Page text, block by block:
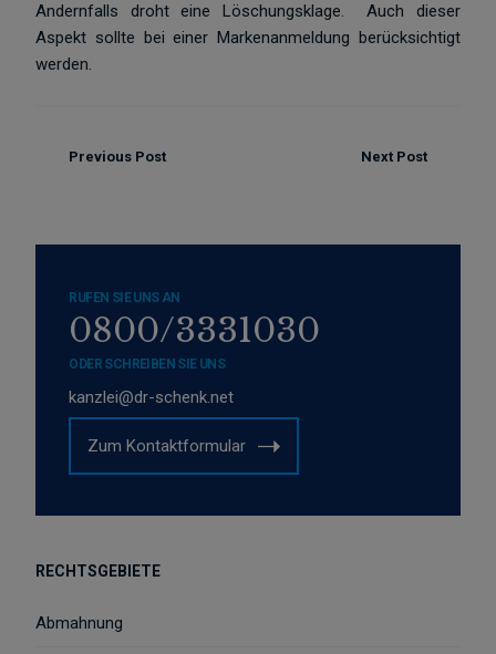
Andernfalls droht eine Löschungsklage. Auch dieser
Aspekt sollte bei einer Markenanmeldung berücksichtigt
werden.
Previous Post Next Post
RUFEN SIE UNS AN
0800/3331030
ODER SCHREIBEN SIE UNS
kanzlei@dr-schenk.net
Zum Kontaktformular
RECHTSGEBIETE
Abmahnung